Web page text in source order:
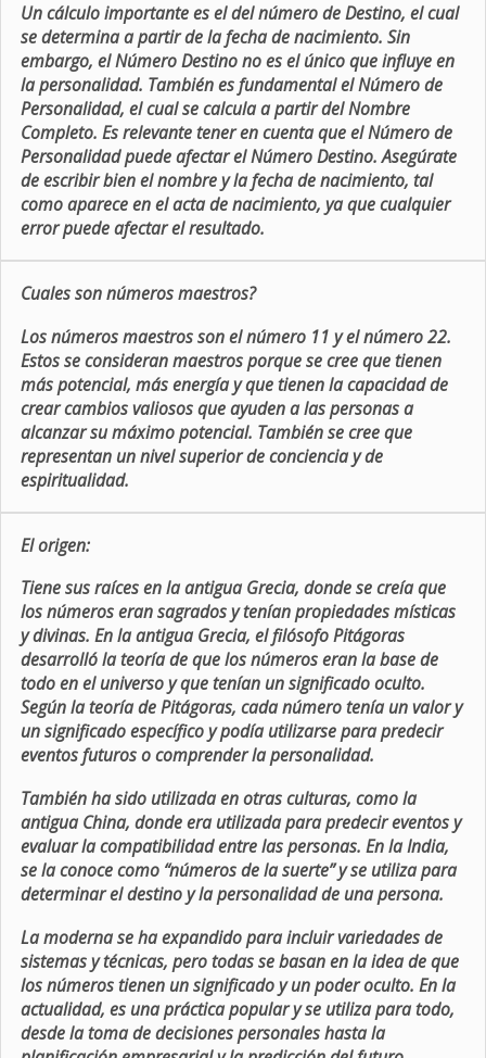
Un cálculo importante es el del número de Destino, el cual
se determina a partir de la fecha de nacimiento. Sin
embargo, el Número Destino no es el único que influye en
la personalidad. También es fundamental el Número de
Personalidad, el cual se calcula a partir del Nombre
Completo. Es relevante tener en cuenta que el Número de
Personalidad puede afectar el Número Destino. Asegúrate
de escribir bien el nombre y la fecha de nacimiento, tal
como aparece en el acta de nacimiento, ya que cualquier
error puede afectar el resultado.
Cuales son números maestros?
Los números maestros son el número 11 y el número 22.
Estos se consideran maestros porque se cree que tienen
más potencial, más energía y que tienen la capacidad de
crear cambios valiosos que ayuden a las personas a
alcanzar su máximo potencial. También se cree que
representan un nivel superior de conciencia y de
espiritualidad.
El origen:
Tiene sus raíces en la antigua Grecia, donde se creía que
los números eran sagrados y tenían propiedades místicas
y divinas. En la antigua Grecia, el filósofo Pitágoras
desarrolló la teoría de que los números eran la base de
todo en el universo y que tenían un significado oculto.
Según la teoría de Pitágoras, cada número tenía un valor y
un significado específico y podía utilizarse para predecir
eventos futuros o comprender la personalidad.
También ha sido utilizada en otras culturas, como la
antigua China, donde era utilizada para predecir eventos y
evaluar la compatibilidad entre las personas. En la India,
se la conoce como “números de la suerte” y se utiliza para
determinar el destino y la personalidad de una persona.
La moderna se ha expandido para incluir variedades de
sistemas y técnicas, pero todas se basan en la idea de que
los números tienen un significado y un poder oculto. En la
actualidad, es una práctica popular y se utiliza para todo,
desde la toma de decisiones personales hasta la